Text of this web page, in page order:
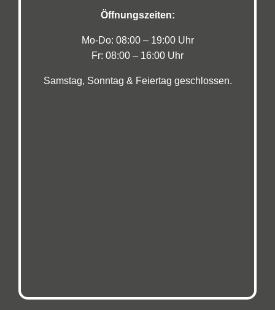
Öffnungszeiten:
Mo-Do: 08:00 – 19:00 Uhr
Fr: 08:00 – 16:00 Uhr
Samstag, Sonntag & Feiertag geschlossen.